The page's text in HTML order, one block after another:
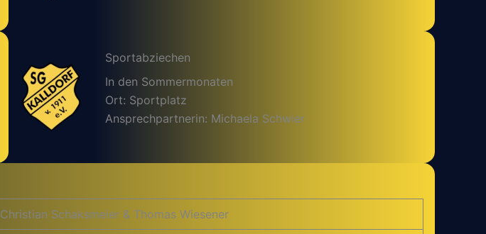
Sportabziechen
In den Sommermonaten
Ort: Sportplatz
Ansprechpartnerin: Michaela Schwier
Christian Schaksmeier & Thomas Wiesener